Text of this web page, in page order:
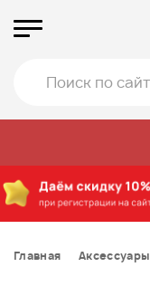
Главная Аксессуары